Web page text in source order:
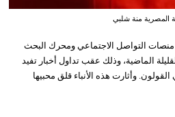
المصرية منة شلبي
التواصل الاجتماعي ومحرك البحث
الماضية، وذلك عقب تداول أخبار تفيد
وأثارت هذه الأنباء قلق محبيها